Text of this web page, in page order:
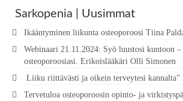
Sarkopenia | Uusimmat
Ikääntyminen liikunta osteoporoosi Tiina
Webinaari 21.11.2024: Syö luustosi kuntoon –
osteoporoosiasi. Erikoislääkäri Olli Simonen
Liiku riittävästi ja oikein terveytesi kannalta”
Tervetuloa osteoporoosin opinto- ja